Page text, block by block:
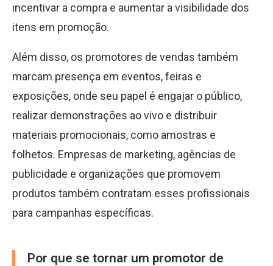
incentivar a compra e aumentar a visibilidade dos
itens em promoção.
Além disso, os promotores de vendas também
marcam presença em eventos, feiras e
exposições, onde seu papel é engajar o público,
realizar demonstrações ao vivo e distribuir
materiais promocionais, como amostras e
folhetos. Empresas de marketing, agências de
publicidade e organizações que promovem
produtos também contratam esses profissionais
para campanhas específicas.
Por que se tornar um promotor de